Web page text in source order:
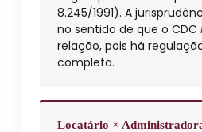
8.245/1991). A
no sentido de que o CDC
relação, pois há
completa.
Locatário ×